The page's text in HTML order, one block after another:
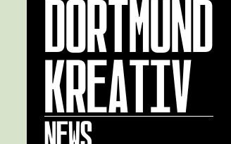
DORTMUND
KREATIV
NEWS